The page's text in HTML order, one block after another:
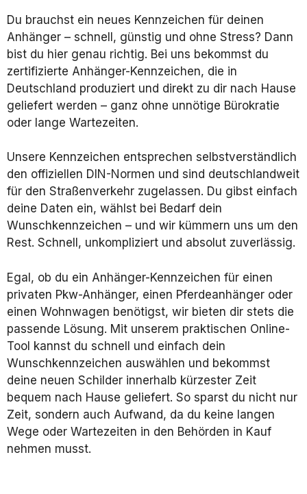
Du brauchst ein neues Kennzeichen für deinen
Anhänger – schnell, günstig und ohne Stress? Dann
bist du hier genau richtig. Bei uns bekommst du
zertifizierte Anhänger-Kennzeichen, die in
Deutschland produziert und direkt zu dir nach Hause
geliefert werden – ganz ohne unnötige Bürokratie
oder lange Wartezeiten.
Unsere Kennzeichen entsprechen selbstverständlich
den offiziellen DIN-Normen und sind deutschlandweit
für den Straßenverkehr zugelassen. Du gibst einfach
deine Daten ein, wählst bei Bedarf dein
Wunschkennzeichen – und wir kümmern uns um den
Rest. Schnell, unkompliziert und absolut zuverlässig.
Egal, ob du ein Anhänger-Kennzeichen für einen
privaten Pkw-Anhänger, einen Pferdeanhänger oder
einen Wohnwagen benötigst, wir bieten dir stets die
passende Lösung. Mit unserem praktischen Online-
Tool kannst du schnell und einfach dein
Wunschkennzeichen auswählen und bekommst
deine neuen Schilder innerhalb kürzester Zeit
bequem nach Hause geliefert. So sparst du nicht nur
Zeit, sondern auch Aufwand, da du keine langen
Wege oder Wartezeiten in den Behörden in Kauf
nehmen musst.